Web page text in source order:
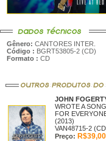
Gênero: CANTORES INTER.
Código : BGRT53805-2 (CD)
Formato : CD
JOHN
WROTE A SONG
FOR
(2013)
VAN48715-2
Preço: R$39,00